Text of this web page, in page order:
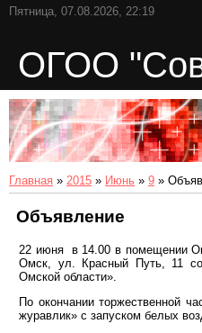
Пятница, 07.08.2026, 22:19
ОГОО
Главная » 2015 » Июнь » 9 »
Объявление
22 июня в 14.00 в помещении
Омск, ул. Красный Путь, 11
Омской области».
По окончании торжественной
журавлик» с запуском белых